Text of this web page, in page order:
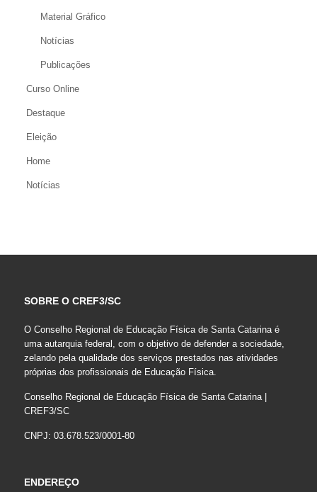
Material Gráfico
Notícias
Publicações
Curso Online
Destaque
Eleição
Home
Notícias
SOBRE O CREF3/SC
O Conselho Regional de Educação Física de Santa Catarina é
uma autarquia federal, com o objetivo de defender a sociedade,
zelando pela qualidade dos serviços prestados nas atividades
próprias dos profissionais de Educação Física.
Conselho Regional de Educação Física de Santa Catarina |
CREF3/SC
CNPJ: 03.678.523/0001-80
ENDEREÇO